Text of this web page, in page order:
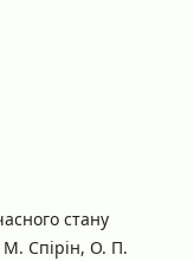
стану
М. Спірін, О. П.